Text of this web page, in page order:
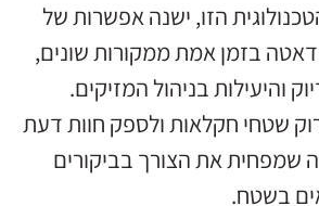
הזו, ישנה אפשרות של
דאטה בזמן אמת ממקורות שונים,
והיעילות בניהול המזיקים.
שטחי חקלאות ולספק חוות דעת
שמפחית את הצורך בביקורים
בשטח.